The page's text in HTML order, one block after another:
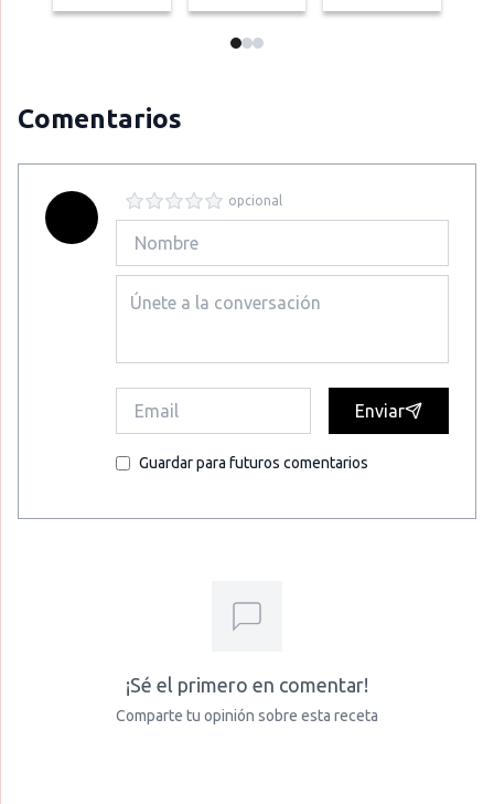
Comentarios
opcional
Enviar
Guardar para futuros comentarios
¡Sé el primero en comentar!
Comparte tu opinión sobre esta receta